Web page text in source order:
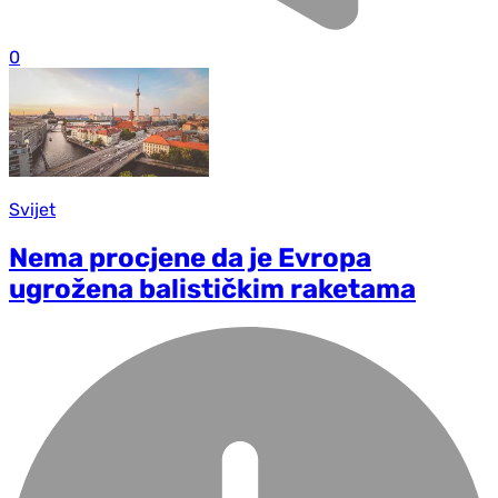
0
Svijet
Nema procjene da je Evropa
ugrožena balističkim raketama